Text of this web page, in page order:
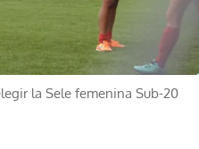
la Sele femenina Sub-20